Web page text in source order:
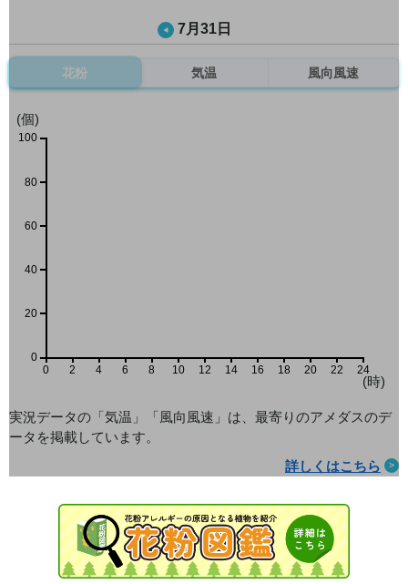
7月31日
花粉 気温 風向風速
0 2 4 6 8 10 12 14 16 18 20 22 24
(個)
(時)
0
20
40
60
80
100
実況データの「気温」「風向風速」は、最寄りのアメダスのデ
ータを掲載しています。
詳しくはこちら